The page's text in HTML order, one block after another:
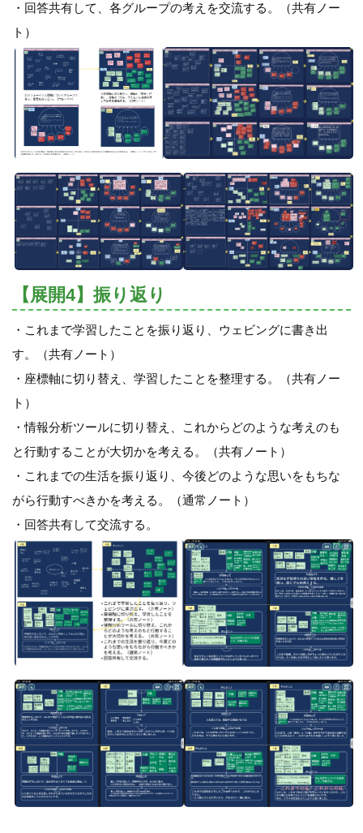
・回答共有して、各グループの考えを交流する。（共有ノー
ト）
【展開4】振り返り
・これまで学習したことを振り返り、ウェビングに書き出
す。（共有ノート）
・座標軸に切り替え、学習したことを整理する。（共有ノー
ト）
・情報分析ツールに切り替え、これからどのような考えのも
と行動することが大切かを考える。（共有ノート）
・これまでの生活を振り返り、今後どのような思いをもちな
がら行動すべきかを考える。（通常ノート）
・回答共有して交流する。